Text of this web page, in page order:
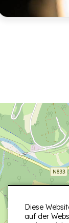
Diese
auf der